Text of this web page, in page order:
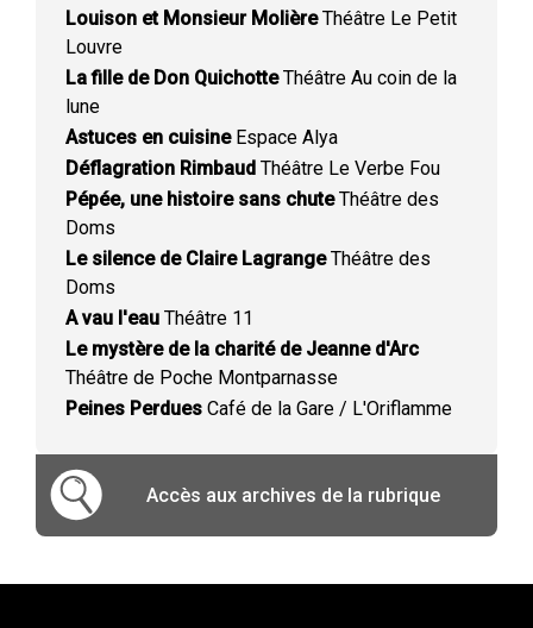
Louison et Monsieur MolièreThéâtre Le Petit
Louvre
La fille de Don QuichotteThéâtre Au coin de la
lune
Astuces en cuisineEspace Alya
Déflagration Rimbaud Théâtre Le Verbe Fou
Pépée, une histoire sans chuteThéâtre des
Doms
Le silence de Claire LagrangeThéâtre des
Doms
A vau l'eau Théâtre 11
Le mystère de la charité de Jeanne d'Arc
Théâtre de Poche Montparnasse
Peines Perdues Café de la Gare / L'Oriflamme
Accès aux archives de la rubrique